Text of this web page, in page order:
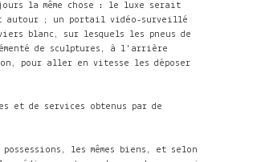
la même chose : le luxe serait
autour ; un portail vidéo-surveillé
blanc, sur lesquels les pneus de
de sculptures, à l'arrière
pour aller en vitesse les déposer
et de services obtenus par de
les mêmes biens, et selon